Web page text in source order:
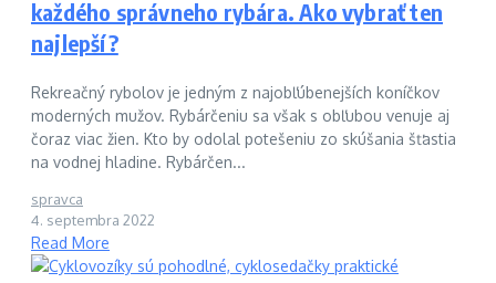
každého správneho rybára. Ako vybrať ten
najlepší?
Rekreačný rybolov je jedným z najobľúbenejších koníčkov
moderných mužov. Rybárčeniu sa však s obľubou venuje aj
čoraz viac žien. Kto by odolal potešeniu zo skúšania šťastia
na vodnej hladine. Rybárčen...
spravca
4. septembra 2022
Read More